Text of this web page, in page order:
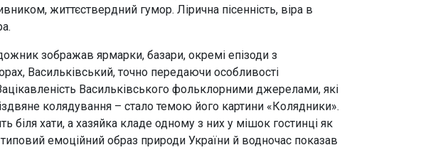
життєствердний гумор. Лірична пісенність, віра в
зображав ярмарки, базари, окремі епізоди з
Васильківський, точно передаючи особливості
Васильківського фольклорними джерелами, які
колядування – стало темою його картини «Колядники».
хати, а хазяйка кладе одному з них у мішок гостинці як
емоційний образ природи України й водночас показав